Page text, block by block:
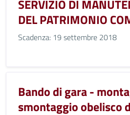
SERVIZIO DI
DEL PATRIMONIO
Scadenza: 19 settembre 2018
Bando di gara -
smontaggio obelisco